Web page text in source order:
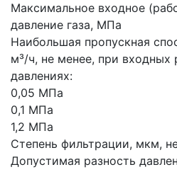
Максимальное входное
давление газа, МПа
Наибольшая пропускная
м³/ч, не менее, при входных
давлениях:
0,05 МПа
0,1 МПа
1,2 МПа
Степень фильтрации, мкм,
Допустимая разность